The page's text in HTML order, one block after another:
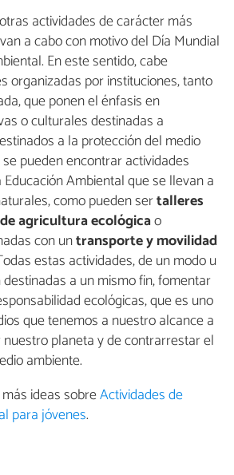
actividades de carácter más
a cabo con motivo del Día Mundial
En este sentido, cabe
organizadas por instituciones, tanto
que ponen el énfasis en
o culturales destinadas a
a la protección del medio
pueden encontrar actividades
Ambiental que se llevan a
como pueden sertalleres
agricultura ecológicao
con untransporte y movilidad
estas actividades, de un modo u
a un mismo fin, fomentar
ecológicas, que es uno
que tenemos a nuestro alcance a
planeta y de contrarrestar el
ambiente.
ideas sobreActividades de
para jóvenes.